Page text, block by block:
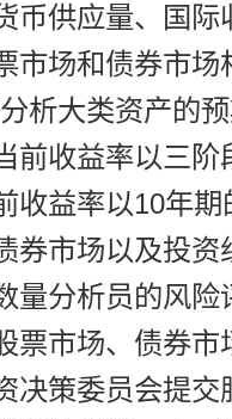
币供应量、国
市场和债券市场
析大类资产的
前收益率以三
收益率以10年
券市场以及投
量分析员的风
票市场、债券
决策委员会提